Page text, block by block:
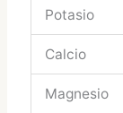
Potasio
Calcio
Magnesio